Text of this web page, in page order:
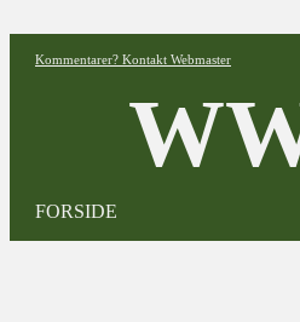
Kommentarer? Kontakt Webmaster
FORSIDE